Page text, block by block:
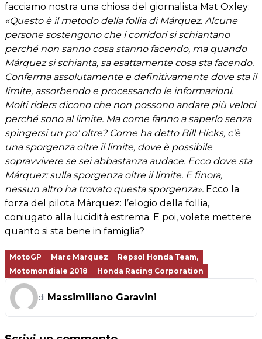
facciamo nostra una chiosa del giornalista Mat Oxley:
«Questo è il metodo della follia di Márquez. Alcune
persone sostengono che i corridori si schiantano
perché non sanno cosa stanno facendo, ma quando
Márquez si schianta, sa esattamente cosa sta facendo.
Conferma assolutamente e definitivamente dove sta il
limite, assorbendo e processando le informazioni.
Molti riders dicono che non possono andare più veloci
perché sono al limite. Ma come fanno a saperlo senza
spingersi un po' oltre? Come ha detto Bill Hicks, c'è
una sporgenza oltre il limite, dove è possibile
sopravvivere se sei abbastanza audace. Ecco dove sta
Márquez: sulla sporgenza oltre il limite. E finora,
nessun altro ha trovato questa sporgenza». Ecco la
forza del pilota Márquez: l’elogio della follia,
coniugato alla lucidità estrema. E poi, volete mettere
quanto si sta bene in famiglia?
MotoGP Marc Marquez
Repsol Honda Team,
Motomondiale 2018
Honda Racing Corporation
di Massimiliano Garavini